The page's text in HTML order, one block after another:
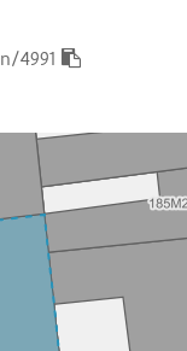
4991